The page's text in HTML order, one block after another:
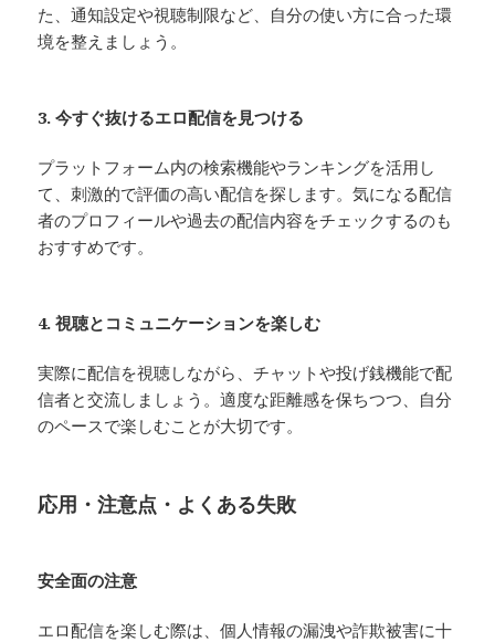
た、通知設定や視聴制限など、自分の使い方に合った環
境を整えましょう。
3. 今すぐ抜けるエロ配信を見つける
プラットフォーム内の検索機能やランキングを活用し
て、刺激的で評価の高い配信を探します。気になる配信
者のプロフィールや過去の配信内容をチェックするのも
おすすめです。
4. 視聴とコミュニケーションを楽しむ
実際に配信を視聴しながら、チャットや投げ銭機能で配
信者と交流しましょう。適度な距離感を保ちつつ、自分
のペースで楽しむことが大切です。
応用・注意点・よくある失敗
安全面の注意
エロ配信を楽しむ際は、個人情報の漏洩や詐欺被害に十